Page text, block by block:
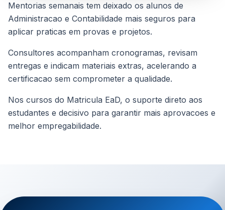
Mentorias semanais tem deixado os alunos de
Administracao e Contabilidade mais seguros para
aplicar praticas em provas e projetos.
Consultores acompanham cronogramas, revisam
entregas e indicam materiais extras, acelerando a
certificacao sem comprometer a qualidade.
Nos cursos do Matricula EaD, o suporte direto aos
estudantes e decisivo para garantir mais aprovacoes e
melhor empregabilidade.